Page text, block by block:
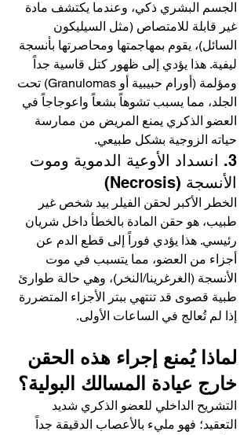
الجسم البشري ذكي، وعندما يكتشف مادة
غير قابلة للامتصاص (مثل السيليكون
السائل)، يقوم بمهاجمتها ومحاصرتها بأنسجة
ليفية. هذا يؤدي إلى ظهور كتل قاسية جداً
ومؤلمة (أورام حبيبية أو Granulomas) تحت
الجلد، مما يسبب تشوهاً بشعاً واعوجاجاً في
العضو الذكري يمنع المريض من ممارسة
حياته الزوجية بشكل طبيعي.
3. انسداد الأوعية الدموية وموت
الأنسجة (Necrosis)
الخطر الأكبر لحقن الفيلر بيد شخص غير
طبيب، هو حقن المادة بالخطأ داخل شريان
رئيسي. هذا يؤدي فوراً إلى قطع الدم عن
أجزاء من العضو، مما يتسبب في موت
الأنسجة (الغرغرينا/النخر)، وهي حالة طوارئ
طبية قصوى قد تنتهي ببتر الأجزاء المتضررة
إذا لم تُعالج في الساعات الأولى.
لماذا يُمنع إجراء هذه الحقن
خارج عيادة المسالك البولية؟
التشريح الداخلي للعضو الذكري شديد
التعقيد؛ فهو مليء بالأعصاب الدقيقة جداً